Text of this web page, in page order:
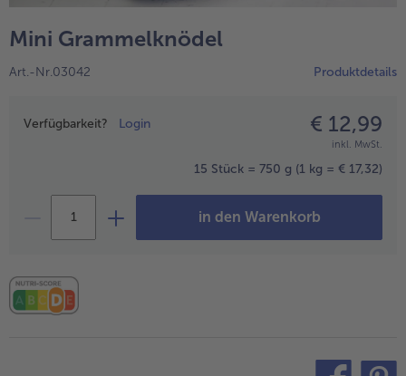
alle Obst
alle Süße Vielfalt
Confiserie & Feinkost
alle Küchenhelfer
Mini Grammelknödel
Art.-Nr.03042 Produktdetails
Preisangabe
Verfügbarkeit? Login € 12,99
inkl. MwSt.
15 Stück = 750 g (1 kg = € 17,32)
in den Warenkorb